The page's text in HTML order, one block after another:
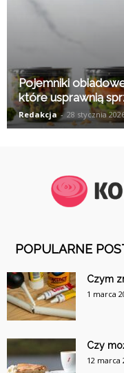
Pojemniki
które usprawnią
Redakcja - 28 stycznia
POPULARNE
Czym
1 marca
Czy
12 marca